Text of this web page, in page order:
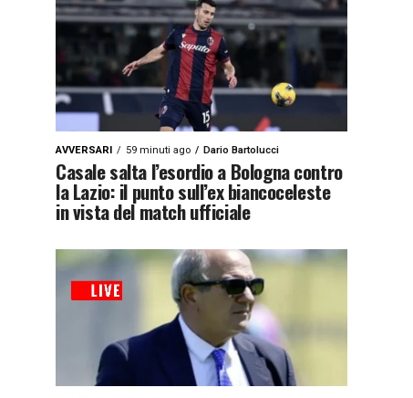
AVVERSARI 59 minuti ago Dario Bartolucci
Casale salta l’esordio a Bologna contro
la Lazio: il punto sull’ex biancoceleste
in vista del match ufficiale